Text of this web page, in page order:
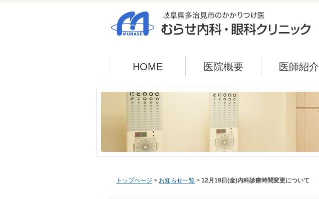
HOME 医院概要 医師紹介
トップページ > お知らせ一覧 > 12月19日(金)内科診療時間変更について